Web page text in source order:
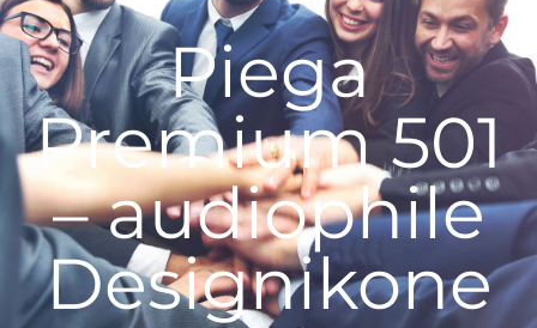
Piega
Premium 501
– audiophile
Designikone